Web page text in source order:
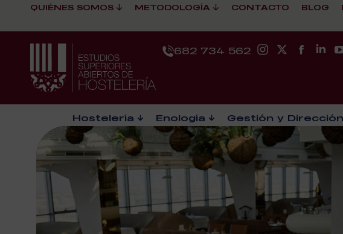
QUIÉNES SOMOS METODOLOGÍA CONTACTO BLOG
682 734 562
Hostelería Enología Gestión y Dirección